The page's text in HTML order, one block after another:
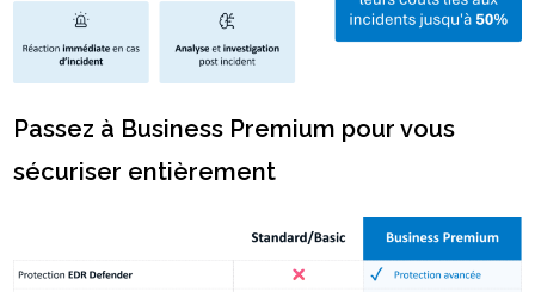
Passez à Business Premium pour vous
sécuriser entièrement